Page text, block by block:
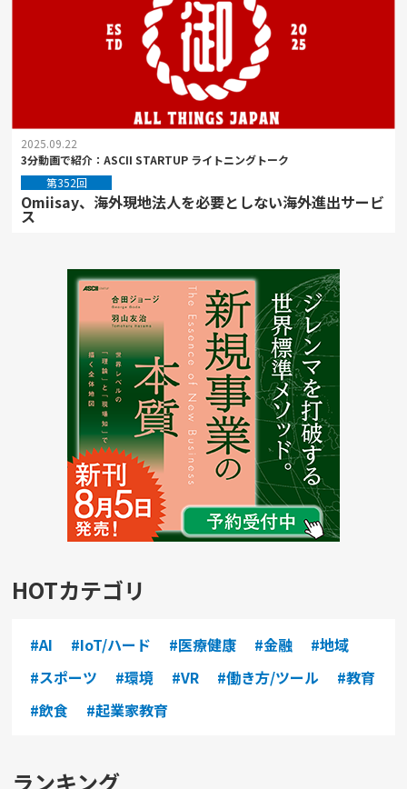
2025.09.22
3分動画で紹介：ASCII STARTUP ライトニングトーク
第352回
Omiisay、海外現地法人を必要としない海外進出サービ
ス
HOTカテゴリ
#AI #IoT/ハード #医療健康 #金融
#地域
#スポーツ
#環境 #VR #働き方/ツール
#教育
#飲食
#起業家教育
ランキング